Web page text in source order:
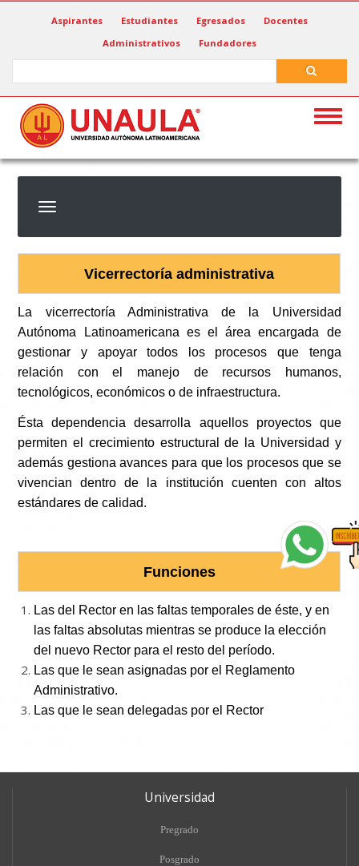
Aspirantes Estudiantes Egresados
Docentes
Administrativos
Fundadores
Vicerrectoría administrativa
La vicerrectoría Administrativa de la Universidad
Autónoma Latinoamericana es el área encargada de
gestionar y apoyar todos los procesos que tenga
relación con el manejo de recursos humanos,
tecnológicos, económicos o de infraestructura.
Ésta dependencia desarrolla aquellos proyectos que
permiten el crecimiento estructural de la Universidad y
además gestiona avances para que los procesos que se
vivencian dentro de la institución cuenten con altos
estándares de calidad.
Funciones
Las del Rector en las faltas temporales de éste, y en
las faltas absolutas mientras se produce la elección
del nuevo Rector para el resto del período.
Las que le sean asignadas por el Reglamento
Administrativo.
Las que le sean delegadas por el Rector
Universidad
Pregrado
Posgrado